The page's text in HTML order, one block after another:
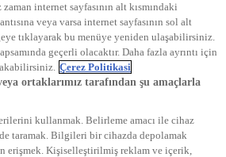
internet sayfasının alt kısmındaki
veya varsa internet sayfasının sol alt
tıklayarak bu menüye yeniden ulaşabilirsiniz.
geçerli olacaktır. Daha fazla ayrıntı için
Çerez Politikasi
ortaklarımız tarafından şu amaçlarla
kullanmak. Belirleme amacı ile cihaz
taramak. Bilgileri bir cihazda depolamak
erişmek. Kişiselleştirilmiş reklam ve içerik,